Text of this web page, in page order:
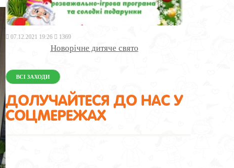
07.12.2021 19:26 1369
Новорічне дитяче свято
ВСІ ЗАХОДИ
ДОЛУЧАЙТЕСЯ ДО НАС У
СОЦМЕРЕЖАХ